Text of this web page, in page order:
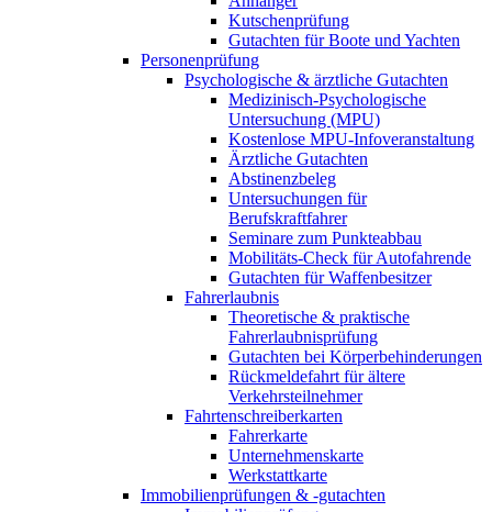
Kutschenprüfung
Gutachten für Boote und Yachten
Personenprüfung
Psychologische & ärztliche Gutachten
Medizinisch-Psychologische
Untersuchung (MPU)
Kostenlose MPU-Infoveranstaltung
Ärztliche Gutachten
Abstinenzbeleg
Untersuchungen für
Berufskraftfahrer
Seminare zum Punkteabbau
Mobilitäts-Check für Autofahrende
Gutachten für Waffenbesitzer
Fahrerlaubnis
Theoretische & praktische
Fahrerlaubnisprüfung
Gutachten bei Körperbehinderungen
Rückmeldefahrt für ältere
Verkehrsteilnehmer
Fahrtenschreiberkarten
Fahrerkarte
Unternehmenskarte
Werkstattkarte
Immobilienprüfungen & -gutachten